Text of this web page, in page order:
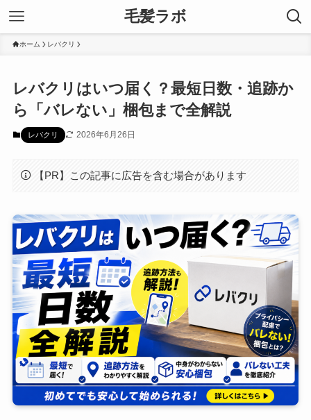
毛髪ラボ
ホーム レバクリ
レバクリはいつ届く？最短日数・追跡か
ら「バレない」梱包まで全解説
レバクリ 2026年6月26日
【PR】この記事に広告を含む場合があります